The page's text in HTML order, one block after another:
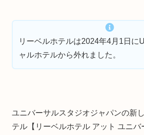
リーベルホテルは2024年4月1日に
ャルホテルから外れました。
ユニバーサルスタジオジャパンの新
テル【リーベルホテル アット ユニバ